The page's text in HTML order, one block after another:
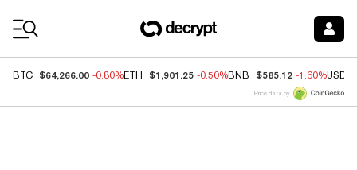
BTC $64,266.00 -0.80%ETH $1,901.25 -0.50%BNB $585.12 -1.60%USDC
Price data by